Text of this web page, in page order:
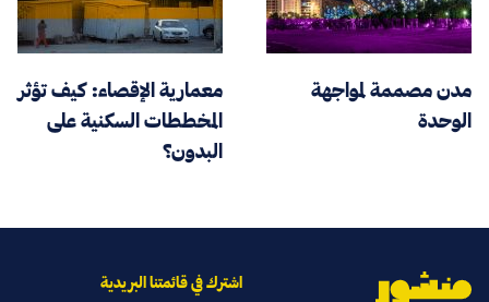
مدن مصممة لمواجهة
الوحدة
معمارية الإقصاء: كيف تؤثر
المخططات السكنية على
البدون؟
اشترك في قائمتنا البريدية